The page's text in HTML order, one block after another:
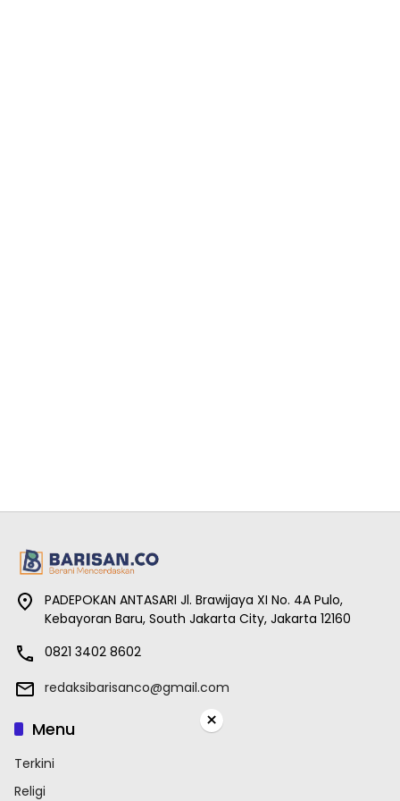
PADEPOKAN ANTASARI Jl. Brawijaya XI No. 4A Pulo,
Kebayoran Baru, South Jakarta City, Jakarta 12160
0821 3402 8602
redaksibarisanco@gmail.com
Menu
Terkini
Religi
×